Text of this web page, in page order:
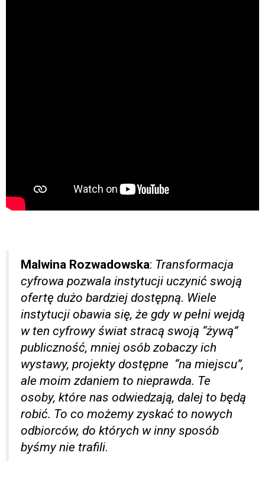
Malwina Rozwadowska: Transformacja
cyfrowa pozwala instytucji uczynić swoją
ofertę dużo bardziej dostępną. Wiele
instytucji obawia się, że gdy w pełni wejdą
w ten cyfrowy świat stracą swoją “żywą”
publiczność, mniej osób zobaczy ich
wystawy, projekty dostępne “na miejscu”,
ale moim zdaniem to nieprawda. Te
osoby, które nas odwiedzają, dalej to będą
robić. To co możemy zyskać to nowych
odbiorców, do których w inny sposób
byśmy nie trafili.